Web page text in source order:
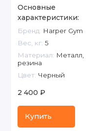
Основные
характеристики:
Бренд: Harper Gym
Вес, кг: 5
Материал: Металл,
резина
Цвет: Черный
2 400 ₽
Купить